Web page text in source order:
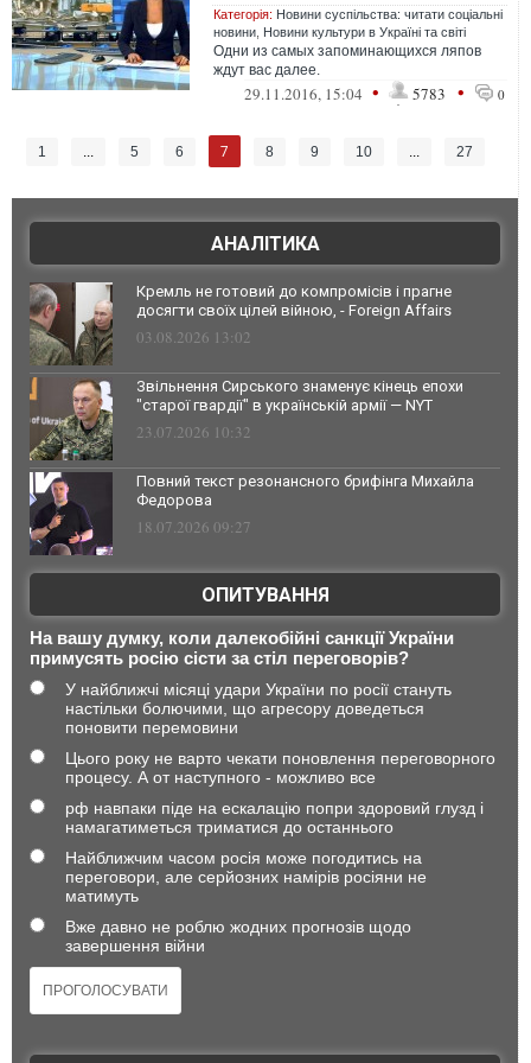
Категорія: Новини суспільства: читати соціальні
новини Новини культури в Україні та світі
Одни из самых запоминающихся ляпов
ждут вас далее.
29.11.2016, 15:04 • 5783 • 0
1 ... 5 6 7 8 9 10 ... 27
АНАЛІТИКА
Кремль не готовий до компромісів і прагне
досягти своїх цілей війною, - Foreign Affairs
03.08.2026 13:02
Звільнення Сирського знаменує кінець епохи
"старої гвардії" в українській армії — NYT
23.07.2026 10:32
Повний текст резонансного брифінга Михайла
Федорова
18.07.2026 09:27
ОПИТУВАННЯ
На вашу думку, коли далекобійні санкції України
примусять росію сісти за стіл переговорів?
У найближчі місяці удари України по росії стануть
настільки болючими, що агресору доведеться
поновити перемовини
Цього року не варто чекати поновлення переговорного
процесу. А от наступного - можливо все
рф навпаки піде на ескалацію попри здоровий глузд і
намагатиметься триматися до останнього
Найближчим часом росія може погодитись на
переговори, але серйозних намірів росіяни не
матимуть
Вже давно не роблю жодних прогнозів щодо
завершення війни